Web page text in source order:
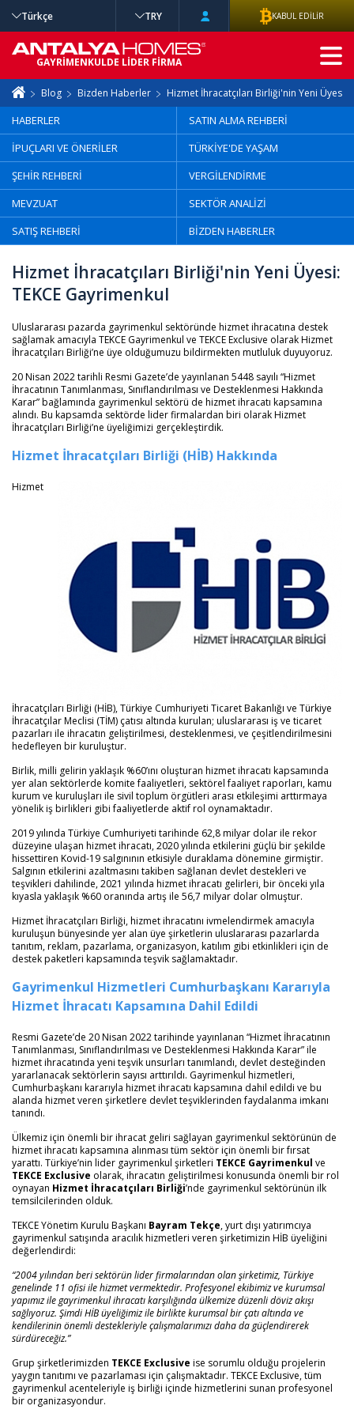
Blog Bizden Haberler Hizmet İhracatçıları Birliği'nin Yeni Üyesi:
HABERLER
SATIN ALMA REHBERİ
İPUÇLARI VE ÖNERİLER
TÜRKİYE'DE YAŞAM
ŞEHİR REHBERİ
VERGİLENDİRME
MEVZUAT
SEKTÖR ANALİZİ
SATIŞ REHBERİ
BİZDEN HABERLER
Hizmet İhracatçıları Birliği'nin Yeni Üyesi:
TEKCE Gayrimenkul
Uluslararası pazarda gayrimenkul sektöründe hizmet ihracatına destek
sağlamak amacıyla TEKCE Gayrimenkul ve TEKCE Exclusive olarak Hizmet
İhracatçıları Birliği’ne üye olduğumuzu bildirmekten mutluluk duyuyoruz.
20 Nisan 2022 tarihli Resmi Gazete’de yayınlanan 5448 sayılı “Hizmet
İhracatının Tanımlanması, Sınıflandırılması ve Desteklenmesi Hakkında
Karar” bağlamında gayrimenkul sektörü de hizmet ihracatı kapsamına
alındı. Bu kapsamda sektörde lider firmalardan biri olarak Hizmet
İhracatçıları Birliği’ne üyeliğimizi gerçekleştirdik.
Hizmet İhracatçıları Birliği (HİB) Hakkında
Hizmet
İhracatçıları Birliği (HİB), Türkiye Cumhuriyeti Ticaret Bakanlığı ve Türkiye
İhracatçılar Meclisi (TİM) çatısı altında kurulan; uluslararası iş ve ticaret
pazarları ile ihracatın geliştirilmesi, desteklenmesi, ve çeşitlendirilmesini
hedefleyen bir kuruluştur.
Birlik, milli gelirin yaklaşık %60’ını oluşturan hizmet ihracatı kapsamında
yer alan sektörlerde komite faaliyetleri, sektörel faaliyet raporları, kamu
kurum ve kuruluşları ile sivil toplum örgütleri arası etkileşimi arttırmaya
yönelik iş birlikleri gibi faaliyetlerde aktif rol oynamaktadır.
2019 yılında Türkiye Cumhuriyeti tarihinde 62,8 milyar dolar ile rekor
düzeyine ulaşan hizmet ihracatı, 2020 yılında etkilerini güçlü bir şekilde
hissettiren Kovid-19 salgınının etkisiyle duraklama dönemine girmiştir.
Salgının etkilerini azaltmasını takiben sağlanan devlet destekleri ve
teşvikleri dahilinde, 2021 yılında hizmet ihracatı gelirleri, bir önceki yıla
kıyasla yaklaşık %60 oranında artış ile 56,7 milyar dolar olmuştur.
Hizmet İhracatçıları Birliği, hizmet ihracatını ivmelendirmek amacıyla
kuruluşun bünyesinde yer alan üye şirketlerin uluslararası pazarlarda
tanıtım, reklam, pazarlama, organizasyon, katılım gibi etkinlikleri için de
destek paketleri kapsamında teşvik sağlamaktadır.
Gayrimenkul Hizmetleri Cumhurbaşkanı Kararıyla
Hizmet İhracatı Kapsamına Dahil Edildi
Resmi Gazete’de 20 Nisan 2022 tarihinde yayınlanan “Hizmet İhracatının
Tanımlanması, Sınıflandırılması ve Desteklenmesi Hakkında Karar” ile
hizmet ihracatında yeni teşvik unsurları tanımlandı, devlet desteğinden
yararlanacak sektörlerin sayısı arttırıldı. Gayrimenkul hizmetleri,
Cumhurbaşkanı kararıyla hizmet ihracatı kapsamına dahil edildi ve bu
alanda hizmet veren şirketlere devlet teşviklerinden faydalanma imkanı
tanındı.
Ülkemiz için önemli bir ihracat geliri sağlayan gayrimenkul sektörünün de
hizmet ihracatı kapsamına alınması tüm sektör için önemli bir fırsat
yarattı. Türkiye’nin lider gayrimenkul şirketleri TEKCE Gayrimenkul ve
TEKCE Exclusive olarak, ihracatın geliştirilmesi konusunda önemli bir rol
oynayan Hizmet İhracatçıları Birliği’nde gayrimenkul sektörünün ilk
temsilcilerinden olduk.
TEKCE Yönetim Kurulu Başkanı Bayram Tekçe, yurt dışı yatırımcıya
gayrimenkul satışında aracılık hizmetleri veren şirketimizin HİB üyeliğini
değerlendirdi:
“2004 yılından beri sektörün lider firmalarından olan şirketimiz, Türkiye
genelinde 11 ofisi ile hizmet vermektedir. Profesyonel ekibimiz ve kurumsal
yapımız ile gayrimenkul ihracatı karşılığında ülkemize düzenli döviz akışı
sağlıyoruz. Şimdi HİB üyeliğimiz ile birlikte kurumsal bir çatı altında ve
kendilerinin önemli destekleriyle çalışmalarımızı daha da güçlendirerek
sürdüreceğiz.”
Grup şirketlerimizden TEKCE Exclusive ise sorumlu olduğu projelerin
yaygın tanıtımı ve pazarlaması için çalışmaktadır. TEKCE Exclusive, tüm
gayrimenkul acenteleriyle iş birliği içinde hizmetlerini sunan profesyonel
bir organizasyondur.
Türkçe TRY KABUL EDİLİR
GAYRİMENKULDE LİDER FİRMA
GELİŞMİŞ
ARAMA